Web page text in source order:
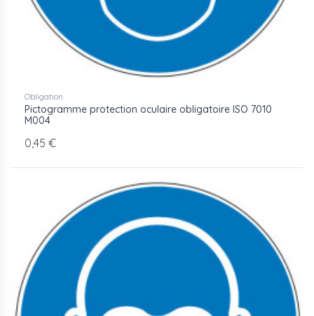
Obligation
Pictogramme protection oculaire obligatoire ISO 7010
M004
0,45 €